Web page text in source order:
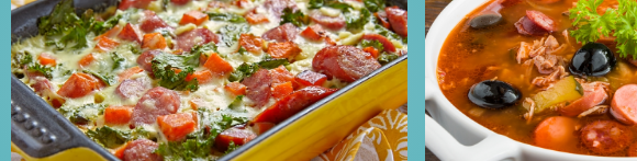
Отправить
Нажимая кнопку «Отправить», вы принимаете
условияпользовательского соглашения
Прикрепить файл Загрузите файлы в формате jpg, docx, doc, pdf.
Отправить
Нажимая на кнопку, я принимаю условия
соглашения.